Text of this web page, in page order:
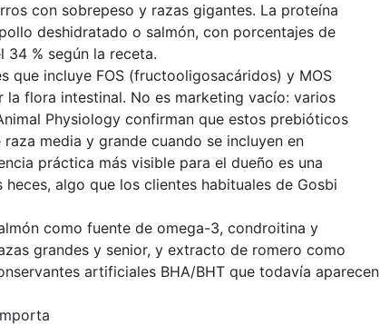
con sobrepeso y razas gigantes. La proteína
deshidratado o salmón, con porcentajes de
34 % según la receta.
que incluye FOS (fructooligosacáridos) y MOS
flora intestinal. No es marketing vacío: varios
Physiology confirman que estos prebióticos
media y grande cuando se incluyen en
práctica más visible para el dueño es una
algo que los clientes habituales de Gosbi
como fuente de omega-3, condroitina y
grandes y senior, y extracto de romero como
artificiales BHA/BHT que todavía aparecen